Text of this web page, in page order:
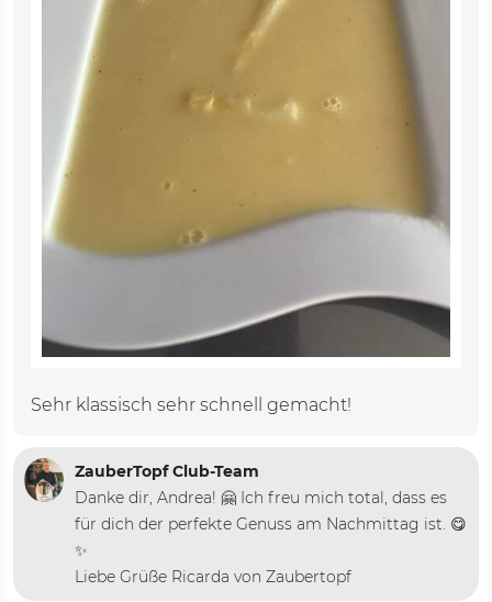
Sehr klassisch sehr schnell gemacht!
ZauberTopf Club-Team
Danke dir, Andrea! 🤗 Ich freu mich total, dass es
für dich der perfekte Genuss am Nachmittag ist. 😋
✨
Liebe Grüße Ricarda von Zaubertopf